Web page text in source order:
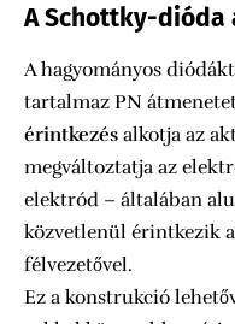
A Schottky-dióda
A hagyományos
tartalmaz PN
érintkezés alkotja az
megváltoztatja az
elektród – általában
közvetlenül érintkezik
félvezetővel.
Ez a konstrukció